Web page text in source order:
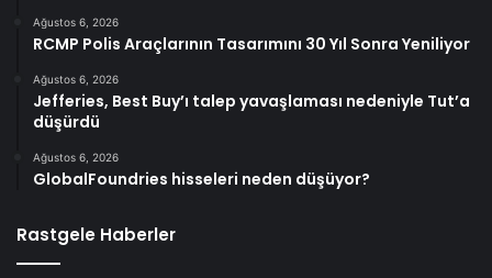
Ağustos 6, 2026
RCMP Polis Araçlarının Tasarımını 30 Yıl Sonra Yeniliyor
Ağustos 6, 2026
Jefferies, Best Buy’ı talep yavaşlaması nedeniyle Tut’a
düşürdü
Ağustos 6, 2026
GlobalFoundries hisseleri neden düşüyor?
Rastgele Haberler